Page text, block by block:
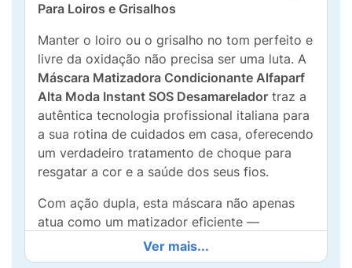
Para Loiros e Grisalhos
Manter o loiro ou o grisalho no tom perfeito e
livre da oxidação não precisa ser uma luta. A
Máscara Matizadora Condicionante Alfaparf
Alta Moda Instant SOS Desamarelador traz a
autêntica tecnologia profissional italiana para
a sua rotina de cuidados em casa, oferecendo
um verdadeiro tratamento de choque para
resgatar a cor e a saúde dos seus fios.
Com ação dupla, esta máscara não apenas
atua como um matizador eficiente —
neutralizando instantaneamente os temidos
tons amarelados e alaranjados —, mas
Ver mais...